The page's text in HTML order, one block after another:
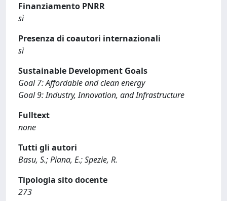
Finanziamento PNRR
sì
Presenza di coautori internazionali
sì
Sustainable Development Goals
Goal 7: Affordable and clean energy
Goal 9: Industry, Innovation, and Infrastructure
Fulltext
none
Tutti gli autori
Basu, S.; Piana, E.; Spezie, R.
Tipologia sito docente
273